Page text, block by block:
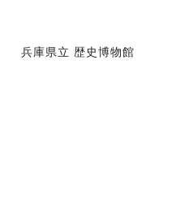
兵庫県立 歴史博物館